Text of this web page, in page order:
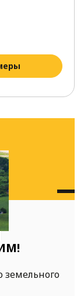
земельного